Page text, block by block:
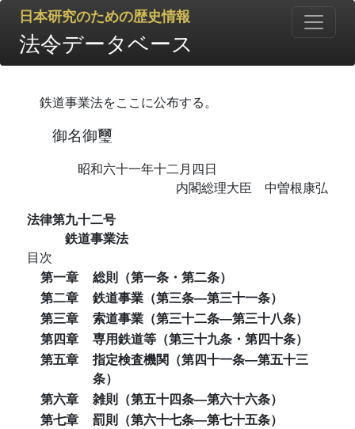
日本研究のための歴史情報
法令データベース
鉄道事業法をここに公布する。
御名御璽
昭和六十一年十二月四日
内閣総理大臣 中曽根康弘
法律第九十二号
鉄道事業法
目次
第一章
総則（第一条・第二条）
第二章
鉄道事業（第三条―第三十一条）
第三章
索道事業（第三十二条―第三十八条）
第四章
専用鉄道等（第三十九条・第四十条）
第五章
指定検査機関（第四十一条―第五十三
条）
第六章
雑則（第五十四条―第六十六条）
第七章
罰則（第六十七条―第七十五条）